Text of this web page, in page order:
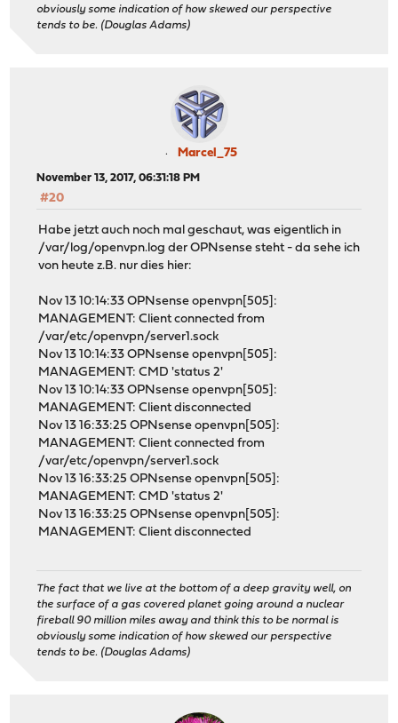
obviously some indication of how skewed our perspective
tends to be. (Douglas Adams)
Marcel_75
November 13, 2017, 06:31:18 PM
#20
Habe jetzt auch noch mal geschaut, was eigentlich in
/var/log/openvpn.log der OPNsense steht - da sehe ich
von heute z.B. nur dies hier:
Nov 13 10:14:33 OPNsense openvpn[505]:
MANAGEMENT: Client connected from
/var/etc/openvpn/server1.sock
Nov 13 10:14:33 OPNsense openvpn[505]:
MANAGEMENT: CMD 'status 2'
Nov 13 10:14:33 OPNsense openvpn[505]:
MANAGEMENT: Client disconnected
Nov 13 16:33:25 OPNsense openvpn[505]:
MANAGEMENT: Client connected from
/var/etc/openvpn/server1.sock
Nov 13 16:33:25 OPNsense openvpn[505]:
MANAGEMENT: CMD 'status 2'
Nov 13 16:33:25 OPNsense openvpn[505]:
MANAGEMENT: Client disconnected
The fact that we live at the bottom of a deep gravity well, on
the surface of a gas covered planet going around a nuclear
fireball 90 million miles away and think this to be normal is
obviously some indication of how skewed our perspective
tends to be. (Douglas Adams)